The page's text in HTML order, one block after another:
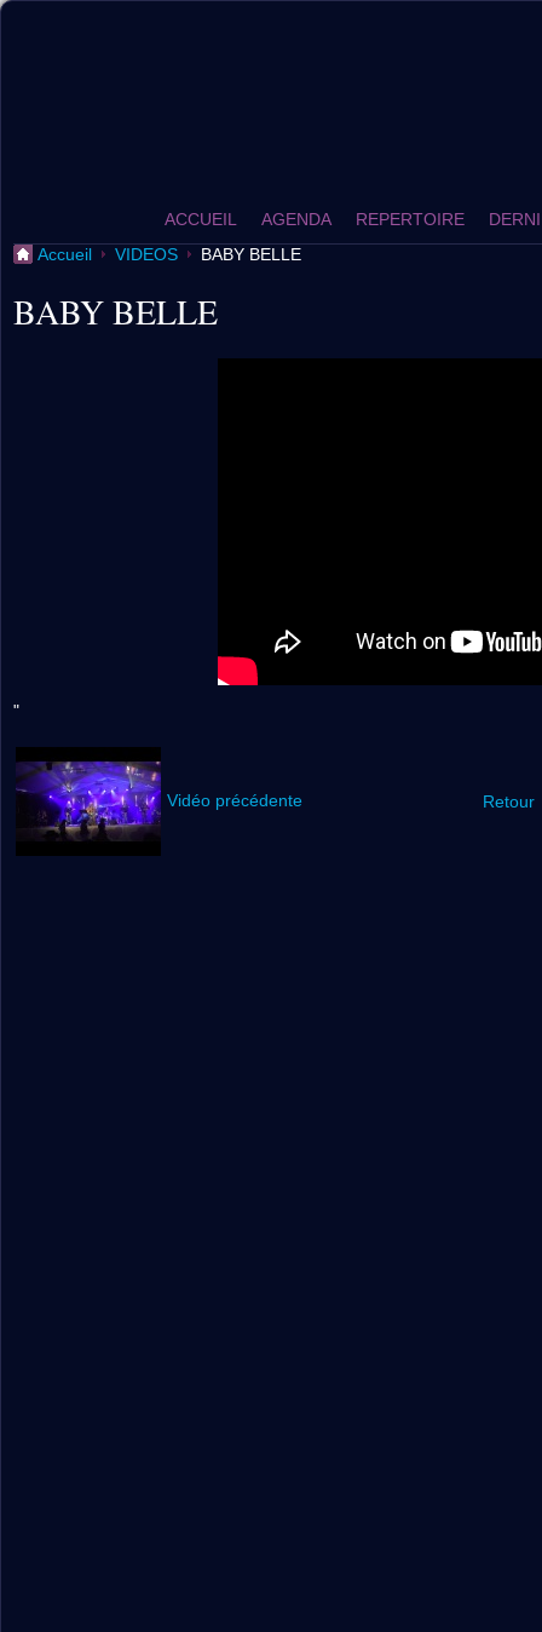
ACCUEIL AGENDA REPERTOIRE
Accueil
VIDEOS BABY BELLE
BABY BELLE
"
Vidéo précédente Retour